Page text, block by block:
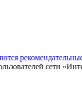
сети